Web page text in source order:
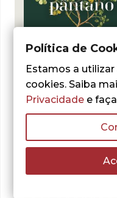
Marta Pais Oliveira
Como Caminhar
num Pântano –
Ebook
Política de
Estamos a
cookies. Saiba
Privacidade e